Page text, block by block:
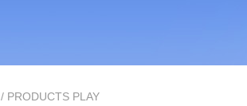
/ PRODUCTS PLAY